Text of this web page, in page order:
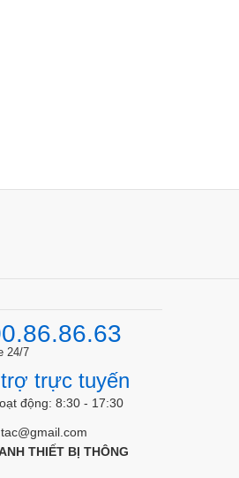
24/7
trực tuyến
động: 8:30 - 17:30
THIẾT BỊ THÔNG